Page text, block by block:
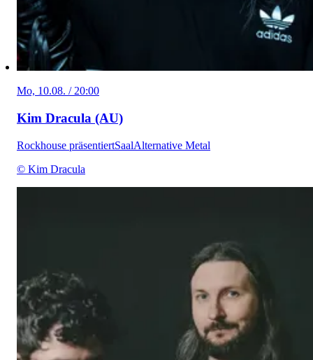
Mo, 10.08. / 20:00
Kim Dracula (AU)
Rockhouse präsentiertSaalAlternative Metal
© Kim Dracula